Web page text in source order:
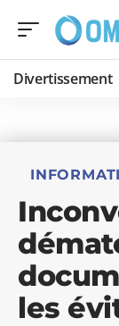
Divertissement
les